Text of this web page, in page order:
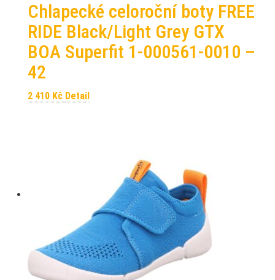
Chlapecké celoroční boty FREE
RIDE Black/Light Grey GTX
BOA Superfit 1-000561-0010 –
42
2 410 Kč Detail